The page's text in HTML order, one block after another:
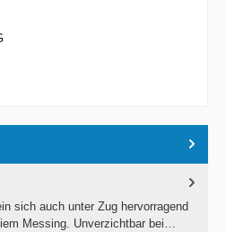
sich auch unter Zug hervorragend
Messing. Unverzichtbar bei…